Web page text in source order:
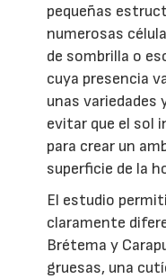
pequeñas
numerosas
de sombrilla o
cuya presencia
unas variedades
evitar que el sol
para crear un
superficie de la
El estudio
claramente
Brétema y
gruesas, una